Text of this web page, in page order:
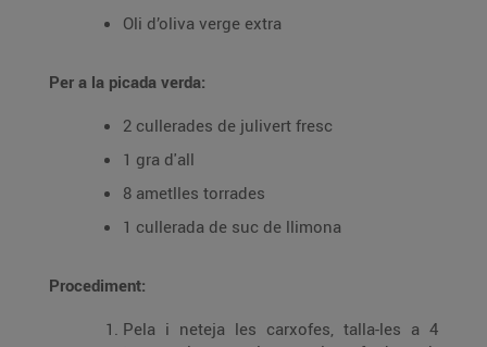
Oli d’oliva verge extra
Per a la picada verda:
2 cullerades de julivert fresc
1 gra d'all
8 ametlles torrades
1 cullerada de suc de llimona
Procediment:
Pela i neteja les carxofes, talla-les a 4